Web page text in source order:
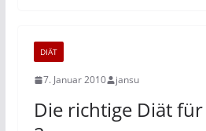
DIÄT
7. Januar 2010 jansu
Die richtige Diät für